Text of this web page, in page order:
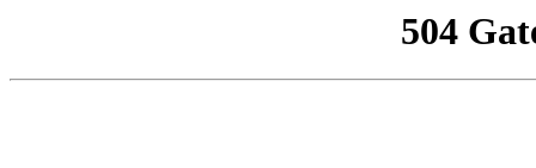
504